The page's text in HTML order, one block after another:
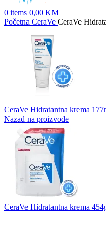
0 items 0,00 KM
Početna CeraVe CeraVe
CeraVe Hidratantna krema
Nazad na proizvode
CeraVe Hidratantna krema